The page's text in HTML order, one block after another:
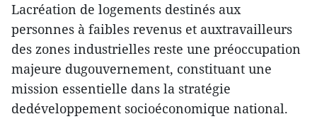
Lacréation de logements destinés aux
personnes à faibles revenus et auxtravailleurs
des zones industrielles reste une préoccupation
majeure dugouvernement, constituant une
mission essentielle dans la stratégie
dedéveloppement socioéconomique national.